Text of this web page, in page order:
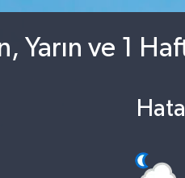
Yarın ve 1